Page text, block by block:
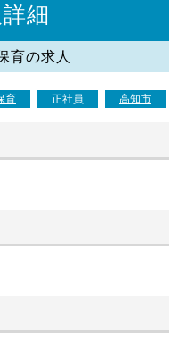
細
育の求人
育 正社員 高知市